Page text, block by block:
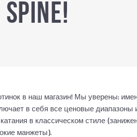
в наш магазин! Мы уверены:
в себя все ценовые диапазоны
в классическом стиле
манжеты).